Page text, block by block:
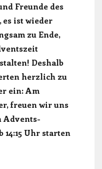
Freunde des
ist wieder
zu Ende,
Deshalb
herzlich zu
ein: Am
freuen wir uns
Advents-
Uhr starten